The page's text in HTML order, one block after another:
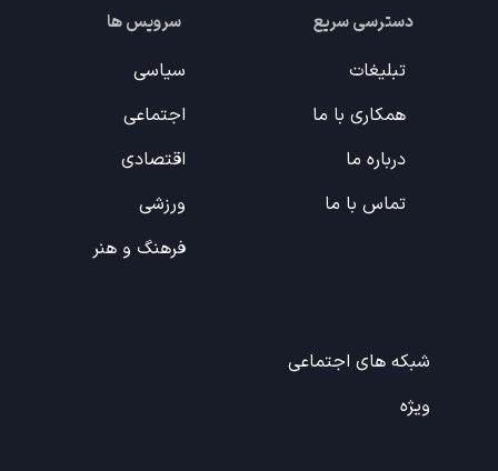
دسترسی سریع
تبلیغات
همکاری با ما
درباره ما
تماس با ما
سرویس ها
سیاسی
اجتماعی
اقتصادی
ورزشی
فرهنگ و هنر
شبکه های اجتماعی
ویژه